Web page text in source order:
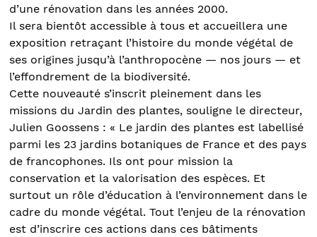
d’une rénovation dans les années 2000.
Il sera bientôt accessible à tous et accueillera une
exposition retraçant l’histoire du monde végétal de
ses origines jusqu’à l’anthropocène — nos jours — et
l’effondrement de la biodiversité.
Cette nouveauté s’inscrit pleinement dans les
missions du Jardin des plantes, souligne le directeur,
Julien Goossens : « Le jardin des plantes est labellisé
parmi les 23 jardins botaniques de France et des pays
de francophones. Ils ont pour mission la
conservation et la valorisation des espèces. Et
surtout un rôle d’éducation à l’environnement dans le
cadre du monde végétal. Tout l’enjeu de la rénovation
est d’inscrire ces actions dans ces bâtiments